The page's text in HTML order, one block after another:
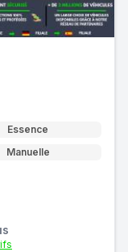
Essence
Manuelle